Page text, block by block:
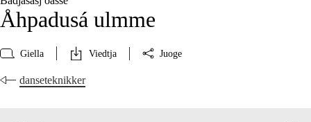
Åhpadusá ulmme
Giella Viedtja Juoge
danseteknikker